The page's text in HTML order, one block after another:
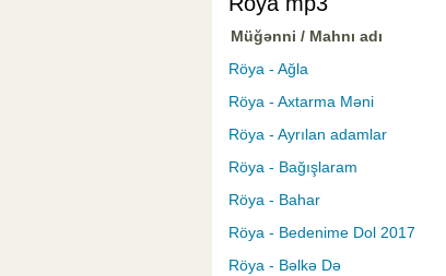
Müğənni / Mahnı adı
Röya - Ağla
Röya - Axtarma Məni
Röya - Ayrılan adamlar
Röya - Bağışlaram
Röya - Bahar
Röya - Bedenime Dol 2017
Röya - Bəlkə Də